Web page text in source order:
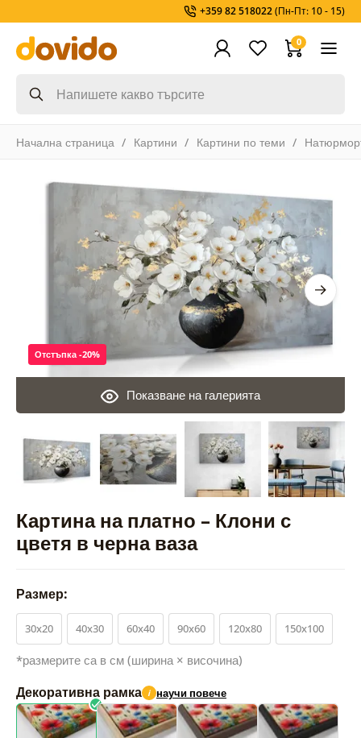
+359 82 518022(Пн-Пт: 10 - 15)
0
Начална страница Картини Картини по теми
Картина на платно – Клони с
цветя в черна ваза
Показване на галерията
Отстъпка -20%
Размер:
30x20 40x30 60x40 90x60 120x80 150x100
*размерите са в см (ширина × височина)
Декоративна рамка i научи повече